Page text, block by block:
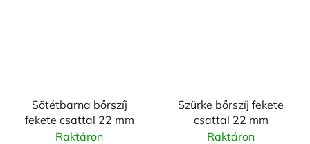
Sötétbarna bőrszíj
fekete csattal 22 mm
Raktáron
Szürke bőrszíj fekete
csattal 22 mm
Raktáron